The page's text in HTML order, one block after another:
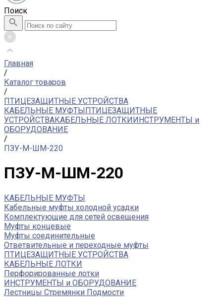
Поиск
Главная
/
Каталог товаров
/
ПТИЦЕЗАЩИТНЫЕ УСТРОЙСТВА
КАБЕЛЬНЫЕ МУФТЫПТИЦЕЗАЩИТНЫЕ
УСТРОЙСТВАКАБЕЛЬНЫЕ ЛОТКИИНСТРУМЕНТЫ и
ОБОРУДОВАНИЕ
/
ПЗУ-М-ШМ-220
ПЗУ-М-ШМ-220
КАБЕЛЬНЫЕ МУФТЫ
Кабельные муфты холодной усадки
Комплектующие для сетей освещения
Муфты концевые
Муфты соединительные
Ответвительные и переходные муфты
ПТИЦЕЗАЩИТНЫЕ УСТРОЙСТВА
КАБЕЛЬНЫЕ ЛОТКИ
Перфорированные лотки
ИНСТРУМЕНТЫ и ОБОРУДОВАНИЕ
Лестницы Стремянки Подмости